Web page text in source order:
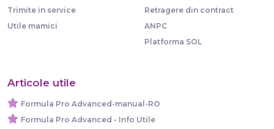
Trimite in service
Utile mamici
Retragere din contract
ANPC
Platforma SOL
Articole utile
Formula Pro Advanced-manual-RO
Formula Pro Advanced - Info Utile